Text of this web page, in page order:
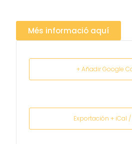
Més informació aquí
+ Añadir Google
Exportación + iCal